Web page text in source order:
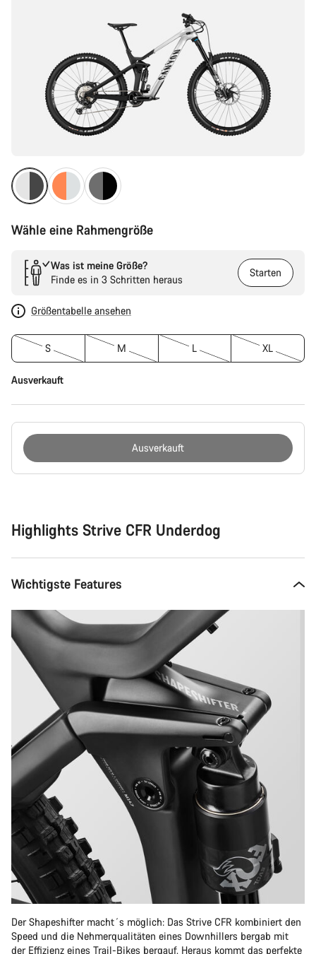
Wähle eine Rahmengröße
Was ist meine Größe?
Finde es in 3 Schritten heraus
Starten
Größentabelle ansehen
S M L XL
Ausverkauft
Ausverkauft
Highlights Strive CFR Underdog
Wichtigste Features
Der Shapeshifter macht´s möglich: Das Strive CFR kombiniert den
Speed und die Nehmerqualitäten eines Downhillers bergab mit
der Effizienz eines Trail-Bikes bergauf. Heraus kommt das perfekte